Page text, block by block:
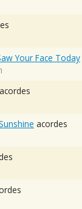
Your Face Today
acordes
acordes